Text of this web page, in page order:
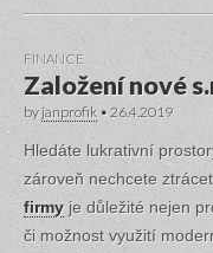
FINANCE
Založení nové
by janprofik • 26.4.2019
Hledáte lukrativní
zároveň nechcete
firmy je důležité nejen
či možnost využití